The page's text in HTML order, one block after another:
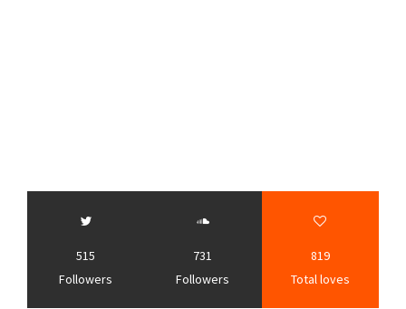
515
Followers
731
Followers
819
Total loves